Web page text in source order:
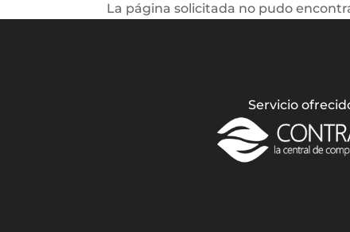
La página solicitada no pudo
Servicio